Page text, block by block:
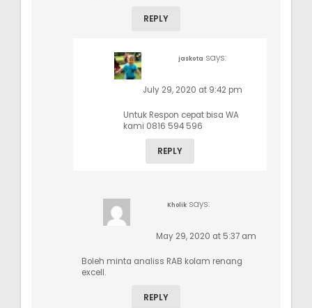
REPLY
jaskota says:
July 29, 2020 at 9:42 pm
Untuk Respon cepat bisa WA
kami 0816 594 596
REPLY
Kholik says:
May 29, 2020 at 5:37 am
Boleh minta analiss RAB kolam renang
excell.
REPLY